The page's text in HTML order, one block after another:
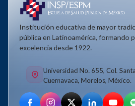
Institución educativa de mayor
pública en Latinoamérica, formando
excelencia desde 1922.
Universidad No. 655, Col.
Cuernavaca, Morelos, México.